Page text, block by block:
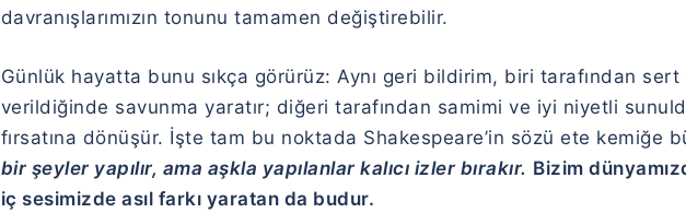
davranışlarımızın tonunu tamamen değiştirebilir.
Günlük hayatta bunu sıkça görürüz: Aynı geri bildirim, biri tarafından sert
verildiğinde savunma yaratır; diğeri tarafından samimi ve iyi niyetli
fırsatına dönüşür. İşte tam bu noktada Shakespeare’in sözü ete kemiğe
bir şeyler yapılır, ama aşkla yapılanlar kalıcı izler bırakır. Bizim
iç sesimizde asıl farkı yaratan da budur.